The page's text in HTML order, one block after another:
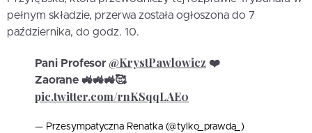
pełnym składzie, przerwa została ogłoszona do 7
października, do godz. 10.
Pani Profesor @KrystPawlowicz ❤️
Zaorane 🚜🚜🚜🥰
pic.twitter.com/rnKSqqLAE0
— Przesympatyczna Renatka (@tylko_prawda_)